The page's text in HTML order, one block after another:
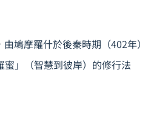
鳩摩羅什於後秦時期（402年）
」（智慧到彼岸）的修行法